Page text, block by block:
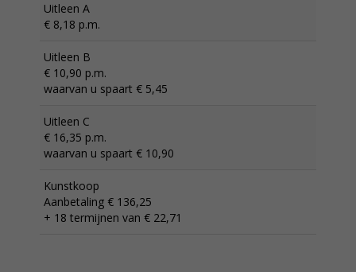
Uitleen A
€ 8,18 p.m.
Uitleen B
€ 10,90 p.m.
waarvan u spaart € 5,45
Uitleen C
€ 16,35 p.m.
waarvan u spaart € 10,90
Kunstkoop
Aanbetaling € 136,25
+ 18 termijnen van € 22,71